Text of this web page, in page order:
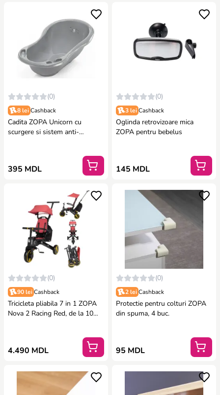
(0)
8 lei Cashback
Cadita ZOPA Unicorn cu
scurgere si sistem anti-
395 MDL
(0)
3 lei Cashback
Oglinda retrovizoare mica
ZOPA pentru bebelus
145 MDL
(0)
90 lei Cashback
Tricicleta pliabila 7 in 1 ZOPA
Nova 2 Racing Red, de la 10
4.490 MDL
(0)
2 lei Cashback
Protectie pentru colturi ZOPA
din spuma, 4 buc.
95 MDL